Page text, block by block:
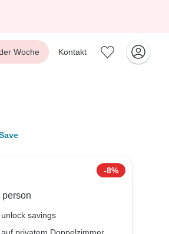
Woche Kontakt
-8%
person
savings